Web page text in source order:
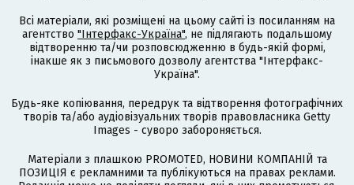
Всі матеріали, які розміщені на цьому сайті із посиланням на
агентство "Інтерфакс-Україна", не підлягають подальшому
відтворенню та/чи розповсюдженню в будь-якій формі,
інакше як з письмового дозволу агентства "Інтерфакс-
Україна".
Будь-яке копіювання, передрук та відтворення фотографічних
творів та/або аудіовізуальних творів правовласника Getty
Images - суворо забороняється.
Матеріали з плашкою PROMOTED, НОВИНИ КОМПАНІЙ та
ПОЗИЦІЯ є рекламними та публікуються на правах реклами.